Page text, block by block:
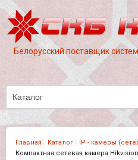
Белорусский поставщик
Главная Каталог IP - камеры
Компактная сетевая камера Hikvision